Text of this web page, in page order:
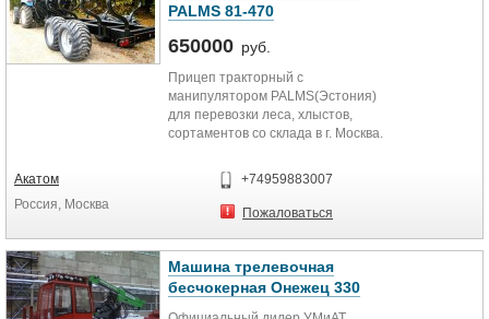
PALMS 81-470
650000 руб.
Прицеп тракторный с
манипулятором PALMS(Эстония)
для перевозки леса, хлыстов,
сортаментов со склада в г. Москва.
МТЗ и другими отечественными
тракторами. Уплачены все
таможенные пошлины и налоги.
Технические характеристики:
- грузоподъёмность прицепа от 8
000 кг до 14 000 кг;
Акатом
Россия, Москва
+74959883007
Пожаловаться
Машина трелевочная
бесчокерная Онежец 330